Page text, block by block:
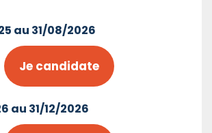
au 31/08/2026
Je candidate
au 31/12/2026